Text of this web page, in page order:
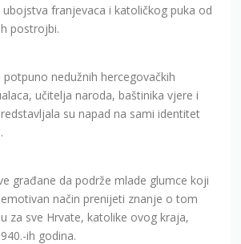
franjevaca i katoličkog puka od
postrojbi.
nedužnih hercegovačkih
učitelja naroda, baštinika vjere i
su napad na sami identitet
građane da podrže mlade glumce koji
način prenijeti znanje o tom
za sve Hrvate, katolike ovog kraja,
ih godina.